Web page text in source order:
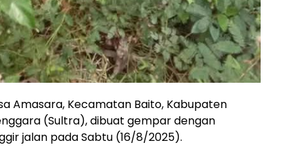
Amasara, Kecamatan Baito, Kabupaten
(Sultra), dibuat gempar dengan
jalan pada Sabtu (16/8/2025).